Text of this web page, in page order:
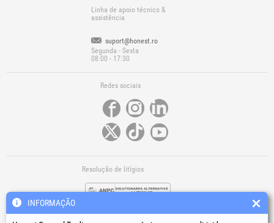
Linha de apoio técnico &
assistência
suport@honest.ro
Segunda - Sexta
08:00 - 17:30
Redes sociais
Resolução de litígios
INFORMAÇÃO